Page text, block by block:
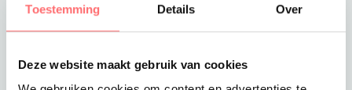
Toestemming Details Over
Deze website maakt gebruik van cookies
6XL
Levertijd